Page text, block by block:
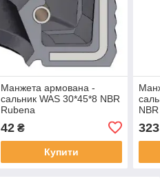
Манжета армована -
сальник WAS 30*45*8 NBR
Rubena
42₴
Купити
323